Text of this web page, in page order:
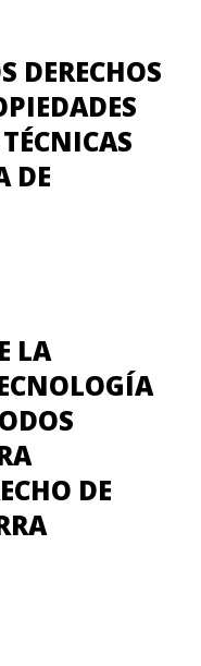
DERECHOS
DE
LA
DE